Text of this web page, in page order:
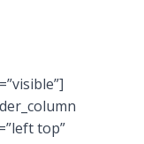
top”